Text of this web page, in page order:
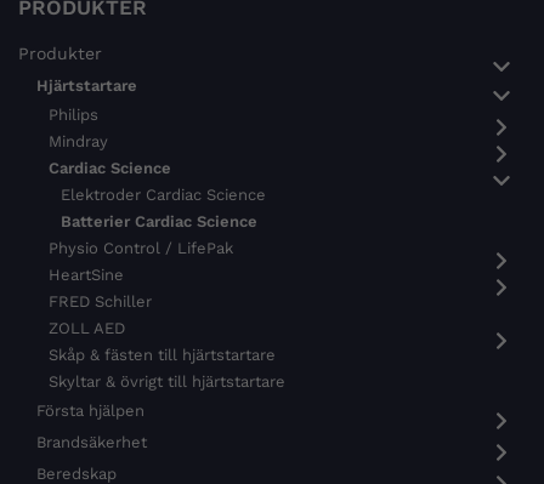
PRODUKTER
Produkter
Hjärtstartare
Philips
Mindray
Cardiac Science
Elektroder Cardiac Science
Batterier Cardiac Science
Physio Control / LifePak
HeartSine
FRED Schiller
ZOLL AED
Skåp & fästen till hjärtstartare
Skyltar & övrigt till hjärtstartare
Första hjälpen
Brandsäkerhet
Beredskap